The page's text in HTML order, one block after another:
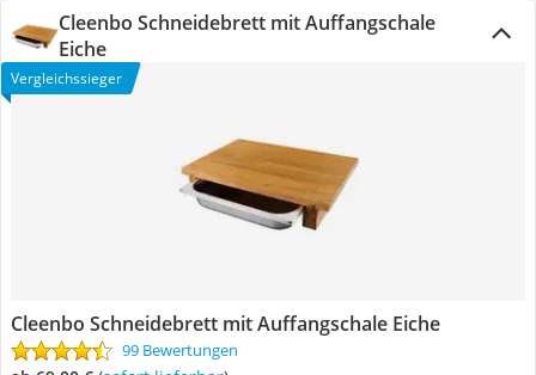
Cleenbo Schneidebrett mit Auffangschale
Eiche
Vergleichssieger
Cleenbo Schneidebrett mit Auffangschale Eiche
99 Bewertungen